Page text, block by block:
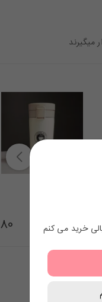
خرید می کنم